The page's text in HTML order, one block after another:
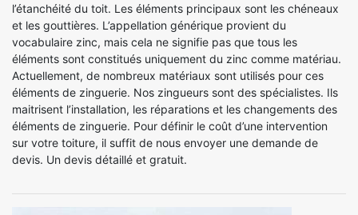
l’étanchéité du toit. Les éléments principaux sont les chéneaux
et les gouttières. L’appellation générique provient du
vocabulaire zinc, mais cela ne signifie pas que tous les
éléments sont constitués uniquement du zinc comme matériau.
Actuellement, de nombreux matériaux sont utilisés pour ces
éléments de zinguerie. Nos zingueurs sont des spécialistes. Ils
maitrisent l’installation, les réparations et les changements des
éléments de zinguerie. Pour définir le coût d’une intervention
sur votre toiture, il suffit de nous envoyer une demande de
devis. Un devis détaillé et gratuit.